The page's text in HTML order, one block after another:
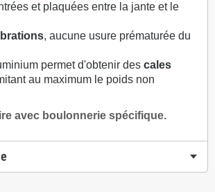
et plaquées entre la jante et le
, aucune usure prématurée du
permet d'obtenir des cales
au maximum le poids non
avec boulonnerie spécifique.